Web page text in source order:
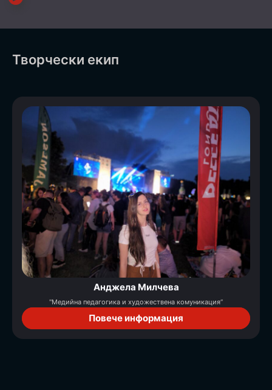
Творчески екип
Анджела Милчева
"Медийна педагогика и художествена комуникация“
Повече информация